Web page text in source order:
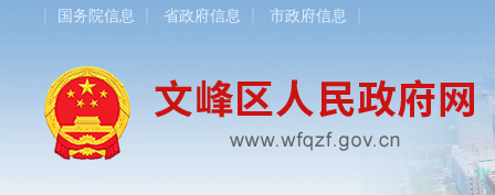
国务院信息 省政府信息 市政府信息